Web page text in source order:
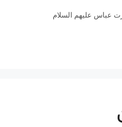
عباس علیهم السلام